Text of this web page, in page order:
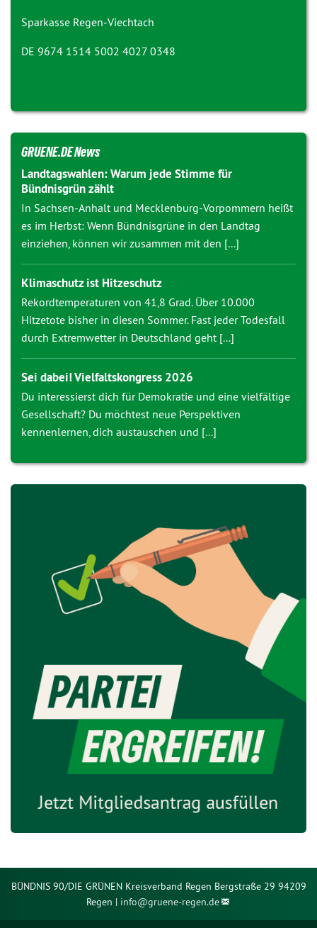
Sparkasse Regen-Viechtach
DE 9674 1514 5002 4027 0348
GRUENE.DE News
Landtagswahlen: Warum jede Stimme für
Bündnisgrün zählt
In Sachsen-Anhalt und Mecklenburg-Vorpommern heißt
es im Herbst: Wenn Bündnisgrüne in den Landtag
einziehen, können wir zusammen mit den [...]
Klimaschutz ist Hitzeschutz
Rekordtemperaturen von 41,8 Grad. Über 10.000
Hitzetote bisher in diesen Sommer. Fast jeder Todesfall
durch Extremwetter in Deutschland geht [...]
Sei dabei! Vielfaltskongress 2026
Du interessierst dich für Demokratie und eine vielfältige
Gesellschaft? Du möchtest neue Perspektiven
kennenlernen, dich austauschen und [...]
BÜNDNIS 90/DIE GRÜNEN Kreisverband Regen Bergstraße 29 94209
Regen | info@gruene-regen.de